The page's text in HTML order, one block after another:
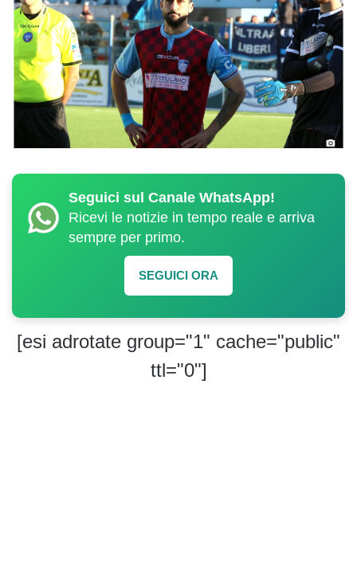
Seguici sul Canale WhatsApp!
Ricevi le notizie in tempo reale e arriva
sempre per primo.
SEGUICI ORA
[esi adrotate group="1" cache="public"
ttl="0"]